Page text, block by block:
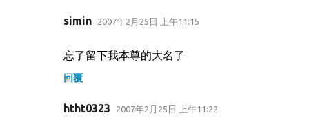
simin 2007年2月25日 上午11:15
忘了留下我本尊的大名了
回覆
htht0323 2007年2月25日 上午11:22